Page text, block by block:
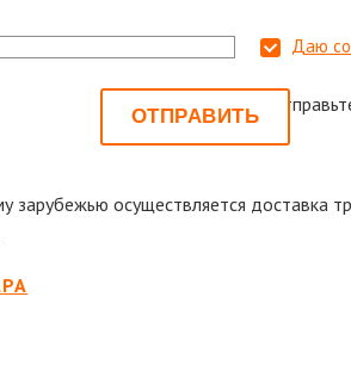
Даю
Или
зарубежью осуществляется доставка